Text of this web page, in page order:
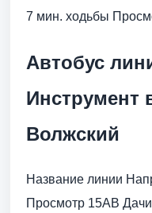
7 мин. ходьбы
Автобус
Инструмент
Волжский
Название линии
Просмотр 15АВ